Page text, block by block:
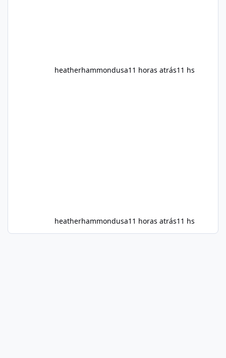
heatherhammondusa11 horas atrás11 hs
heatherhammondusa11 horas atrás11 hs